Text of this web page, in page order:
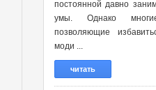
постоянной давно
умы. Однако
позволяющие
моди ...
читать